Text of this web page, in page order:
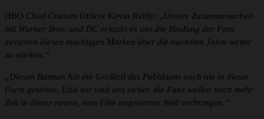
HBO Chief Content Officer Kevin Reilly: „Unsere Zusammenarbeit
mit Warner Bros. und DC erlaubt es uns die Bindung der Fans
zwischen diesen mächtigen Marken über die nächsten Jahre weiter
zu stärken.“
„Diesen Batman hat ein Großteil des Publikums noch nie in dieser
Form gesehen. Und wir sind uns sicher, die Fans wollen noch mehr
Zeit in dieser neuen, vom Film inspirierten Welt verbringen.“